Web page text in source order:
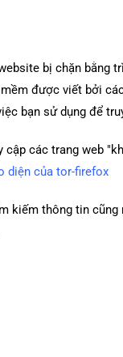
bị chặn bằng
được viết bởi
bạn sử dụng để
diện của tor-firefox
kiếm thông tin